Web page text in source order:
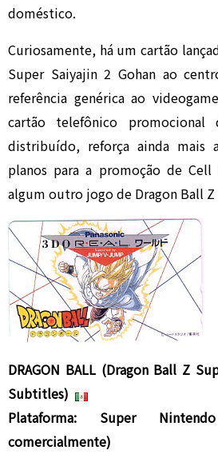
doméstico.
Curiosamente, há um cartão
Super Saiyajin 2 Gohan ao
referência genérica ao
cartão telefônico
distribuído, reforça ainda mais
planos para a promoção de
algum outro jogo de Dragon Ball Z
DRAGON BALL (Dragon Ball Z
Subtitles)
Plataforma: Super
comercialmente)